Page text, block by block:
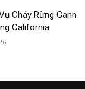
Cháy Rừng Gann
California